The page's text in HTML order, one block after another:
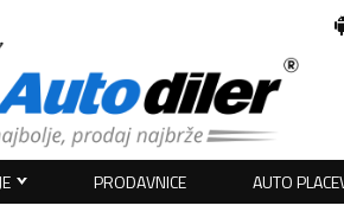
PRODAVNICE AUTO